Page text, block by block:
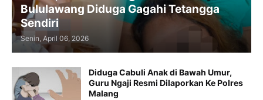
Bululawang Diduga Gagahi Tetangga
Sendiri
Senin, April 06, 2026
Diduga Cabuli Anak di Bawah Umur,
Guru Ngaji Resmi Dilaporkan Ke Polres
Malang